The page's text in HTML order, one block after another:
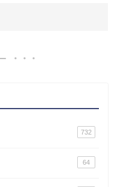
732
64